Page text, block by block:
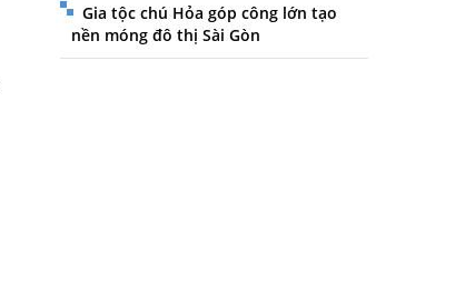
Gia tộc chú Hỏa góp công lớn tạo
nền móng đô thị Sài Gòn